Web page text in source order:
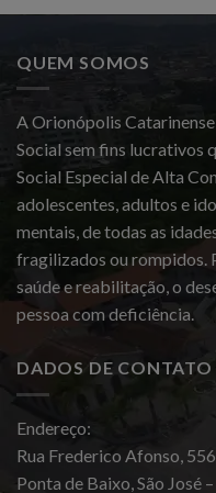
QUEM SOMOS
A Orionópolis
Social sem fins lucrativos
Social Especial de Alta
adolescentes, adultos e
mentais, de todas as
fragilizados ou rompidos.
saúde e reabilitação, o
pessoa com deficiência.
DADOS DE CONTATO
Endereço:
Rua Frederico Afonso,
Ponta de Baixo, São José –